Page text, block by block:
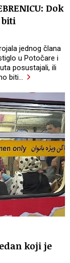
Dok
biti
jednog člana
u Potočare i
posustajali, ili
biti
koji je